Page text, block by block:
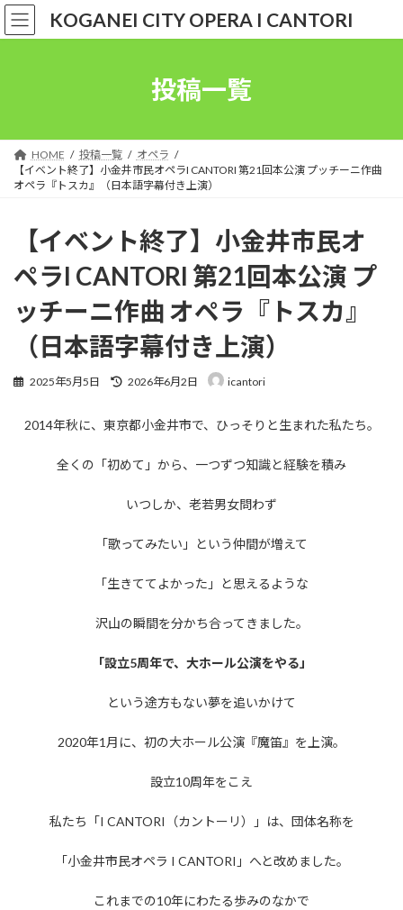
コ
ン
ナ
ビ
KOGANEI CITY OPERA I CANTORI
投稿一覧
HOME 投稿一覧
オペラ
【イベント終了】小金井市民オペラI CANTORI 第21回本公演 プッチーニ作曲
オペラ『トスカ』（日本語字幕付き上演）
【イベント終了】小金井市民オ
ペラI CANTORI 第21回本公演 プ
ッチーニ作曲 オペラ『トスカ』
（日本語字幕付き上演）
2025年5月5日
最
新
時
:
2026年6月2日 icantori
2014年秋に、東京都小金井市で、ひっそりと生まれた私たち。
全くの「初めて」から、一つずつ知識と経験を積み
いつしか、老若男女問わず
「歌ってみたい」という仲間が増えて
「生きててよかった」と思えるような
沢山の瞬間を分かち合ってきました。
「設立5周年で、大ホール公演をやる」
という途方もない夢を追いかけて
2020年1月に、初の大ホール公演『魔笛』を上演。
設立10周年をこえ
私たち「I CANTORI（カントーリ）」は、団体名称を
「小金井市民オペラ I CANTORI」へと改めました。
これまでの10年にわたる歩みのなかで